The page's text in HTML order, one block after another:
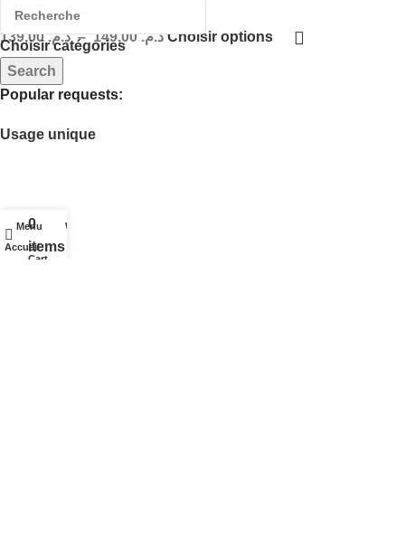
Choisir catégories
Search
Popular requests:
Usage unique
et abrasifs
د.م.139,00 – د.م.149,00 Choisir options
Accueil
Menu
0
items
Cart
Wishlist